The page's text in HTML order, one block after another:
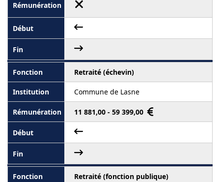
Retraité (échevin)
Commune de Lasne
11 881,00 - 59 399,00
Retraité (fonction publique)